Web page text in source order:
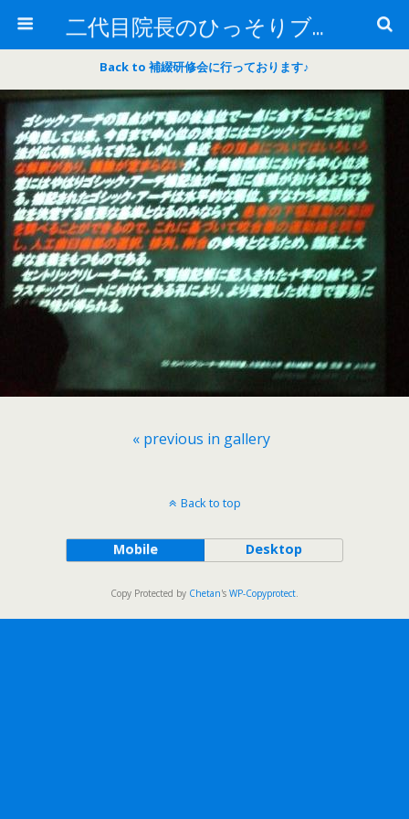
二代目院長のひっそりブログ
Back to 補綴研修会に行っております♪
« previous in gallery
Back to top
Mobile Desktop
Copy Protected by Chetan's WP-Copyprotect.